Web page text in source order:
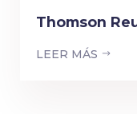
Thomson
LEER MÁS